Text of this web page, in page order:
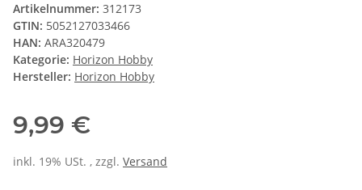
Artikelnummer: 312173
GTIN: 5052127033466
HAN: ARA320479
Kategorie: Horizon Hobby
Hersteller: Horizon Hobby
9,99 €
inkl. 19% USt. , zzgl. Versand